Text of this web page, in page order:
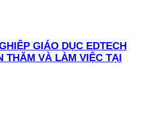
GIÁO DỤC EDTECH
THĂM VÀ LÀM VIỆC TẠI